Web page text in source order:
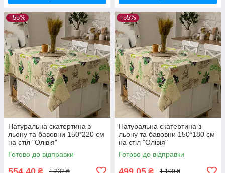
–55%
Натуральна скатертина з
льону та бавовни 150*220 см
на стіл "Олівія"
Готово до відправки
–55%
Натуральна скатертина з
льону та бавовни 150*180 см
на стіл "Олівія"
Готово до відправки